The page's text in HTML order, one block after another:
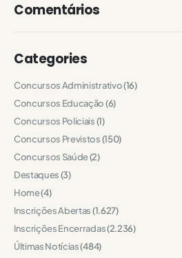
Comentários
Categories
Concursos Administrativo(16)
Concursos Educação(6)
Concursos Policiais(1)
Concursos Previstos(150)
Concursos Saúde(2)
Destaques(3)
Home(4)
Inscrições Abertas(1.627)
Inscrições Encerradas(2.236)
Últimas Notícias(484)